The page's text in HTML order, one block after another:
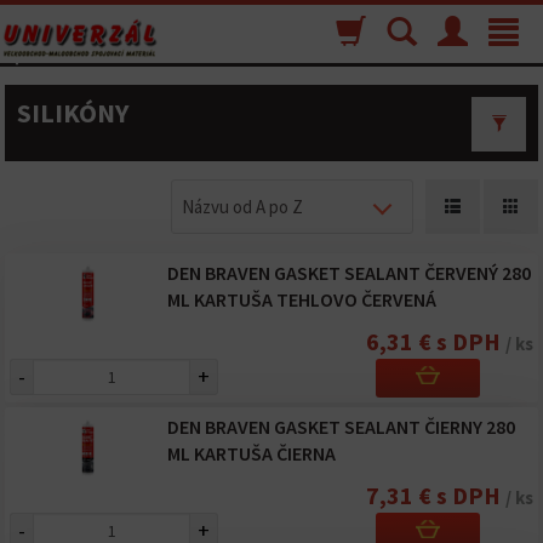
Toggle
Menu
Vyhľadávanie
Nákupný
košík
SILIKÓNY
Názvu od A po Z
DEN BRAVEN GASKET SEALANT ČERVENÝ 280
ML KARTUŠA TEHLOVO ČERVENÁ
6,31 € s DPH / ks
- +
DEN BRAVEN GASKET SEALANT ČIERNY 280
ML KARTUŠA ČIERNA
7,31 € s DPH / ks
- +